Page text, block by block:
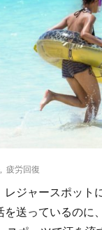
疲労回復
ジャースポット
送っているのに